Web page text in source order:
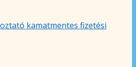
kamatmentes fizetési